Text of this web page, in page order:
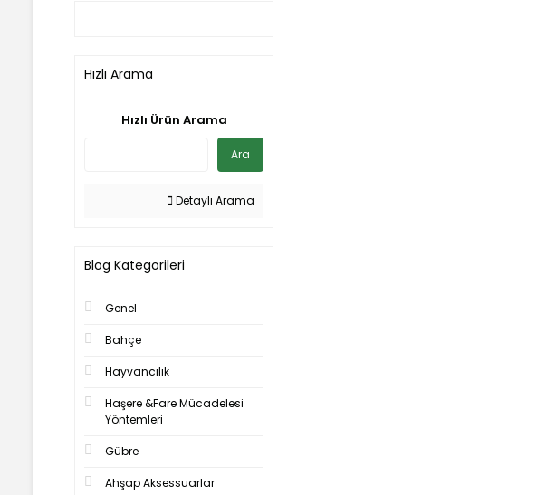
Hızlı Arama
Hızlı Ürün Arama
Ara
Detaylı Arama
Blog Kategorileri
Genel
Bahçe
Hayvancılık
Haşere &Fare Mücadelesi
Yöntemleri
Gübre
Ahşap Aksessuarlar